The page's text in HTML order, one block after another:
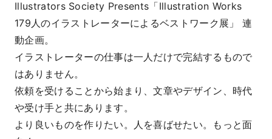
Illustrators Society Presents「Illustration Works
179人のイラストレーターによるベストワーク展」 連
動企画。
イラストレーターの仕事は一人だけで完結するもので
はありません。
依頼を受けることから始まり、文章やデザイン、時代
や受け手と共にあります。
より良いものを作りたい。人を喜ばせたい。もっと面